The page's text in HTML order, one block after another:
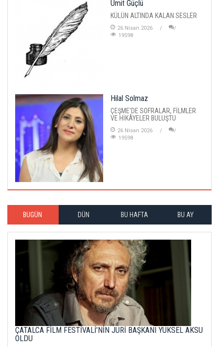
Ümit Güçlü
KÜLÜN ALTINDA KALAN SESLER
26 Nisan 2026
19598
Hilal Solmaz
ÇEŞME'DE SOFRALAR, FİLMLER
VE HİKÂYELER BULUŞTU
26 Nisan 2026
19598
BUGÜN DÜN BU HAFTA BU AY
ÇATALCA FİLM FESTİVALİ’NİN JÜRİ BAŞKANI YÜKSEL AKSU
OLDU